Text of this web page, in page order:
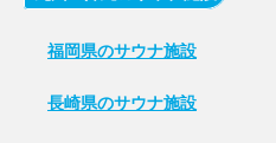
福岡県のサウナ施設
長崎県のサウナ施設